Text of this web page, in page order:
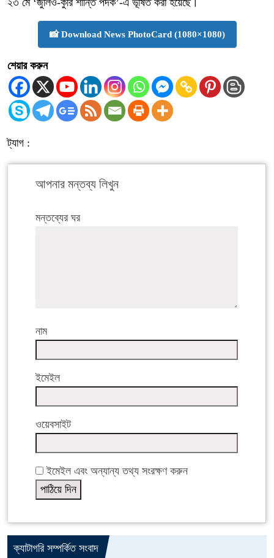
📸 Download News PhotoCard (1080×1080)
শেয়ার করুন
ট্যাগ :
আপনার মন্তব্য লিখুন
মন্তব্যের ঘর
নাম
ইমেইল
ওয়েবসাইট
ইমেইল এবং অন্যান্য তথ্য সংরক্ষণ করুন
ক্যাটাগরি সম্পর্কিত সংবাদ